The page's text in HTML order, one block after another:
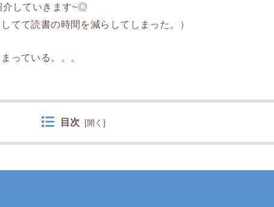
介していきます~◎
てて読書の時間を減らしてしまった。）
っている。。。
目次 開く